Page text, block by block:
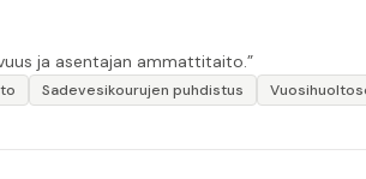
ja asentajan ammattitaito.”
Sadevesikourujen puhdistus